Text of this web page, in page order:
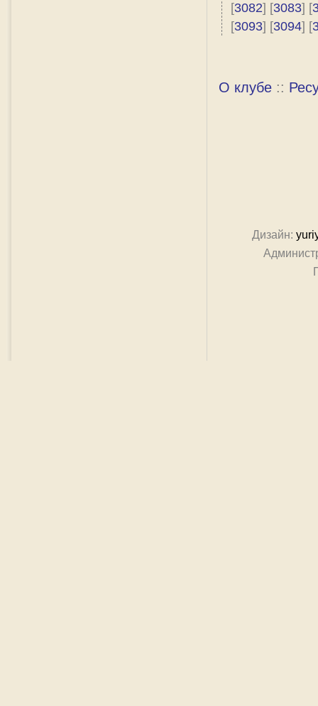
[3082] [3083] [
[3093] [3094] [
О клубе ::
Дизайн: